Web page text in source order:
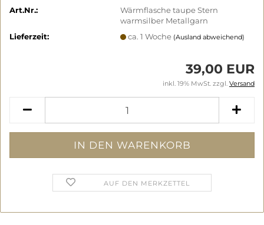
Art.Nr.:
Wärmflasche taupe Stern
warmsilber Metallgarn
Lieferzeit:
ca. 1 Woche (Ausland abweichend)
39,00 EUR
inkl. 19% MwSt. zzgl. Versand
AUF DEN MERKZETTEL